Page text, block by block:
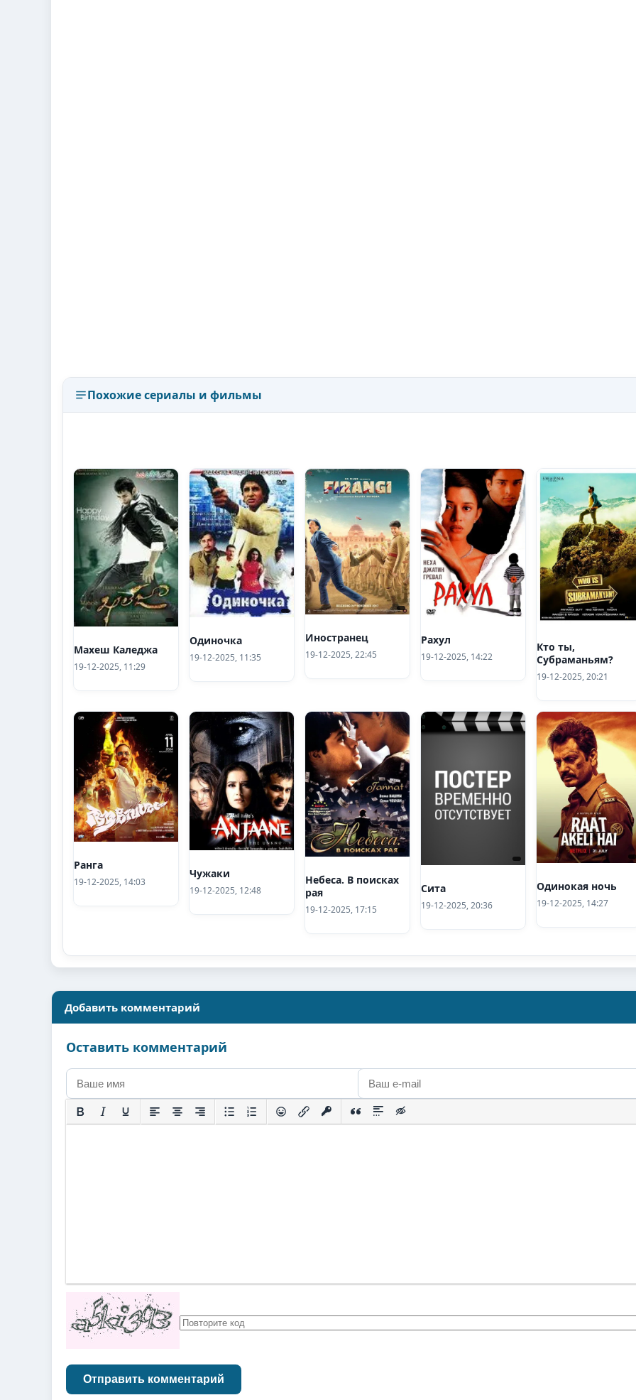
Похожие сериалы и фильмы
Махеш Каледжа
19-12-2025, 11:29
Одиночка
19-12-2025, 11:35
Иностранец
19-12-2025, 22:45
Рахул
19-12-2025, 14:22
Кто ты,
Субраманьям?
19-12-2025, 20:21
Ранга
19-12-2025, 14:03
Чужаки
19-12-2025, 12:48
Небеса. В поисках
рая
19-12-2025, 17:15
Сита
19-12-2025, 20:36
Одинокая ночь
19-12-2025, 14:27
Добавить комментарий
Оставить комментарий
Отправить комментарий